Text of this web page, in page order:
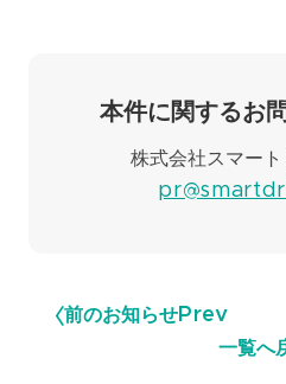
本件に関するお
株式会社スマー
前のお知らせPrev
一覧へ